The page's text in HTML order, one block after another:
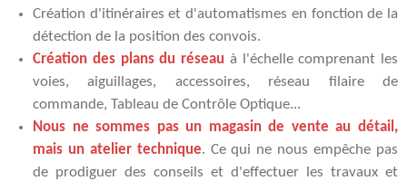
Création d'itinéraires et d'automatismes en fonction de la
détection de la position des convois.
Création des plans du réseau à l'échelle comprenant les
voies, aiguillages, accessoires, réseau filaire de
commande, Tableau de Contrôle Optique...
Nous ne sommes pas un magasin de vente au détail,
mais un atelier technique. Ce qui ne nous empêche pas
de prodiguer des conseils et d'effectuer les travaux et